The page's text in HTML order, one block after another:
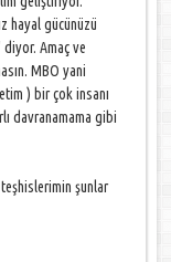
hayal gücünüzü
Amaç ve
MBO yani
) bir çok insanı
davranamama gibi
şunlar